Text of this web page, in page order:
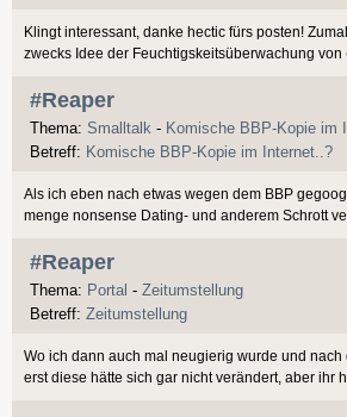
Klingt interessant, danke hectic fürs posten!
zwecks Idee der Feuchtigskeitsüberwachung von
#Reaper
Thema: Smalltalk - Komische BBP-Kopie im
Betreff: Komische BBP-Kopie im Internet..?
Als ich eben nach etwas wegen dem BBP
menge nonsense Dating- und anderem Schrott
#Reaper
Thema: Portal - Zeitumstellung
Betreff: Zeitumstellung
Wo ich dann auch mal neugierig wurde und
erst diese hätte sich gar nicht verändert, aber ihr